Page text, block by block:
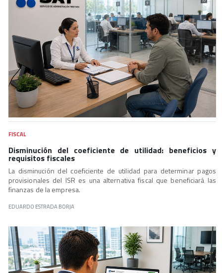
FISCAL
Disminución del coeficiente de utilidad: beneficios y
requisitos fiscales
La disminución del coeficiente de utilidad para determinar pagos
provisionales del ISR es una alternativa fiscal que beneficiará las
finanzas de la empresa.
EDUARDO ESTRADA BORJA